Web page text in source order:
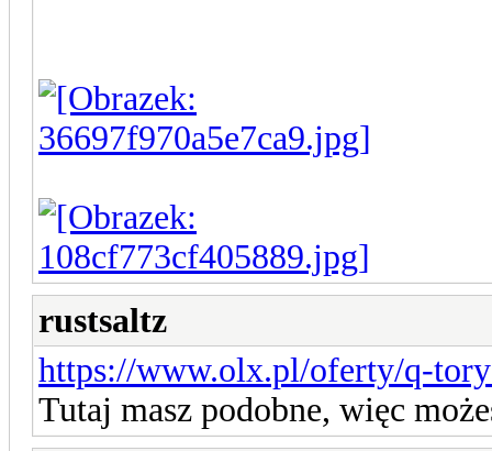
rustsaltz
https://www.olx.pl/oferty/q-
Tutaj masz podobne, więc